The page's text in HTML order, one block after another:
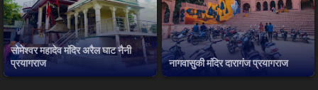
सोमेश्वर महादेव मंदिर अरैल घाट नैनी
प्रयागराज
नागवासुकी मंदिर दारागंज प्रयागराज